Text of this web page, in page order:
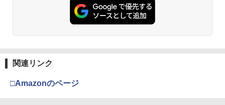
関連リンク
□Amazonのページ